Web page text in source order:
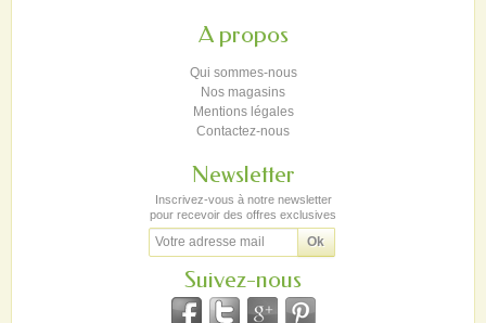
A propos
Qui sommes-nous
Nos magasins
Mentions légales
Contactez-nous
Newsletter
Inscrivez-vous à notre newsletter
pour recevoir des offres exclusives
Suivez-nous